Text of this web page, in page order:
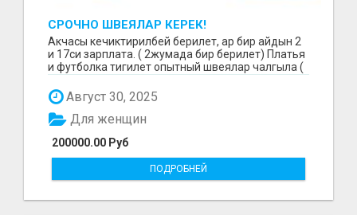
СРОЧНО ШВЕЯЛАР КЕРЕК!
Акчасы кечиктирилбей берилет, ар бир айдын 2
и 17си зарплата. ( 2жумада бир берилет) Платья
и футболка тигилет опытный швеялар чалгыла (
Август 30, 2025
200000.00 Руб
Для женщин
ПОДРОБНЕЙ